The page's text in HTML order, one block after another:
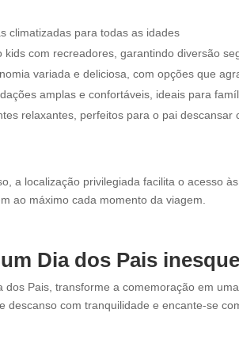
climatizadas para todas as idades
kids com recreadores, garantindo diversão
variada e deliciosa, com opções que
amplas e confortáveis, ideais para
relaxantes, perfeitos para o pai descansar
a localização privilegiada facilita o acesso
ao máximo cada momento da viagem.
Dia dos Pais
dos Pais, transforme a comemoração em
descanso com tranquilidade e encante-se